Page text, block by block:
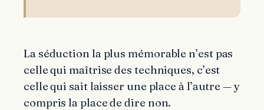
La séduction la plus mémorable n’est pas
celle qui maîtrise des techniques, c’est
celle qui sait laisser une place à l’autre — y
compris la place de dire non.